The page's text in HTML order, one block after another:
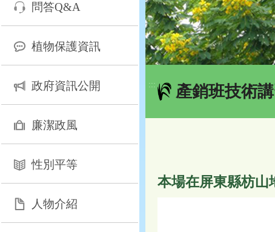
問答Q&A
植物保護資訊
政府資訊公開
廉潔政風
性別平等
人物介紹
::: 產銷班技術
本場在屏東縣枋山